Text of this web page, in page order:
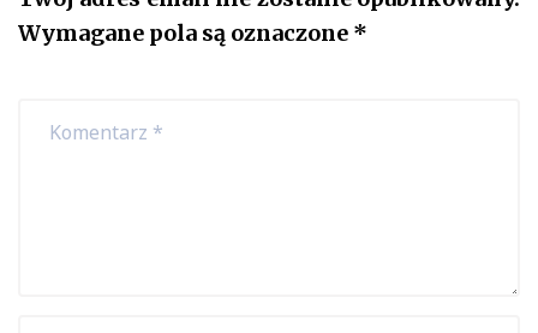
Wymagane pola są oznaczone *